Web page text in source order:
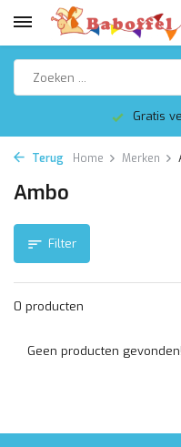
Gratis
Terug Home Merken
Ambo
Filter
0 producten
Geen producten